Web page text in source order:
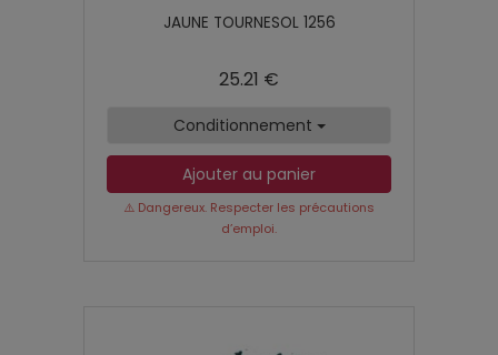
JAUNE TOURNESOL 1256
25.21 €
Conditionnement
Ajouter au panier
⚠️ Dangereux. Respecter les précautions
d’emploi.